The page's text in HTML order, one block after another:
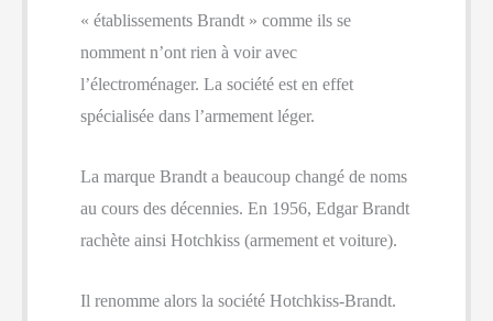
« établissements Brandt » comme ils se
nomment n’ont rien à voir avec
l’électroménager. La société est en effet
spécialisée dans l’armement léger.
La marque Brandt a beaucoup changé de noms
au cours des décennies. En 1956, Edgar Brandt
rachète ainsi Hotchkiss (armement et voiture).
Il renomme alors la société Hotchkiss-Brandt.